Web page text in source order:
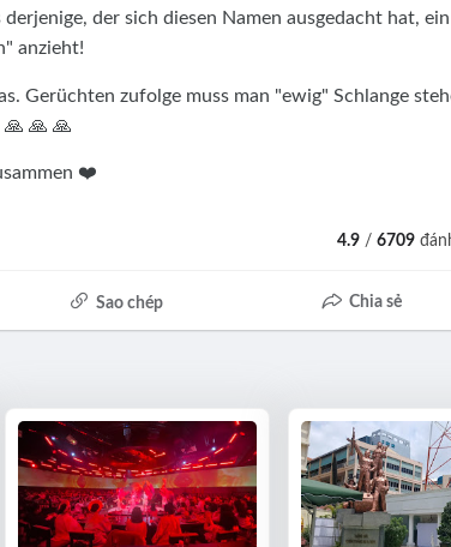
der sich diesen Namen ausgedacht hat, ein
anzieht!
Gerüchten zufolge muss man "ewig" Schlange
🙏 🙏
❤️
4.9 /6709
Sao chép Chia sẻ